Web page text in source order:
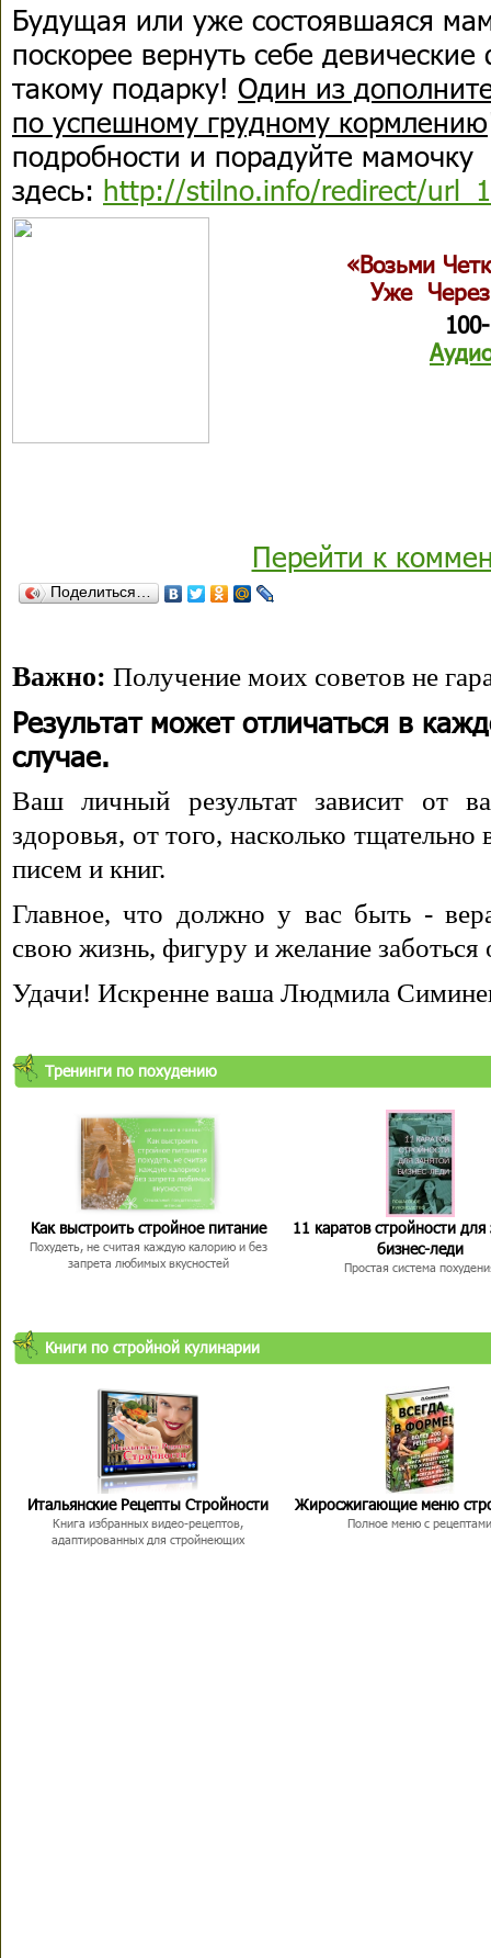
Будущая или уже состоявшаяся
поскорее вернуть себе
такому подарку! Один из
по успешному грудному кормлению
подробности и порадуйте мамочку
здесь: http://stilno.info/redirect/
«Возьми
Уже
Перейти к
Поделиться…
Важно: Получение моих советов не
Результат может отличаться в
случае.
Ваш личный результат зависит от
здоровья, от того, насколько
писем и книг.
Главное, что должно у вас быть -
свою жизнь, фигуру и желание заботься
Удачи! Искренне ваша Людмила
Тренинги по похудению
Как выстроить стройное питание
Похудеть, не считая каждую калорию и без
запрета любимых вкусностей
11 каратов стройности для
бизнес-леди
Простая система
Книги по стройной кулинарии
Итальянские Рецепты Стройности
Книга избранных видео-рецептов,
адаптированных для стройнеющих
Жиросжигающие меню
Полное меню с рецептами